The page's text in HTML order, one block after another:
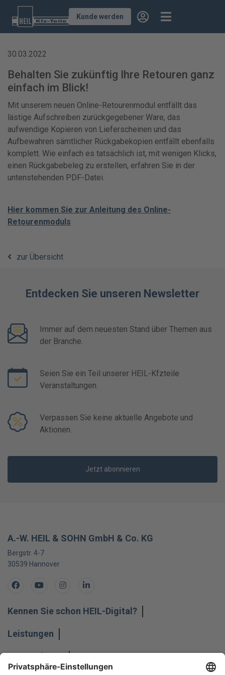
Kunde werden
30.03.2022
Behalten Sie zukünftig Ihre Retouren ganz
einfach im Blick!
Mit unserem neuen Online-Retourenmodul entfällt das
lästige Aufschreiben zurückgegebener Ware, das
aufwendige Kopieren von Lieferscheinen und das
Aufbewahren sämtlicher Rückgabekopien entfällt ebenfalls
komplett. Wie einfach es tatsächlich ist, mit wenigen Klicks,
einen Rückgabebeleg zu erstellen, erfahren Sie in der
untenstehenden PDF-Datei.
Hier kommen Sie zur Anleitung des Online-
Retourenmoduls
zur Übersicht
Entdecken Sie unseren Newsletter
Immer auf dem neuesten Stand über Themen aus
der Branche.
Seien Sie ein Teil unserer HEIL-Kfzteile
Veranstaltungen.
Verpassen Sie keine aktuelle Angebote und
Aktionen.
Jetzt abonnieren
A.-W. HEIL & SOHN GmbH & Co. KG
Bergstr. 4-7
30539 Hannover
FacebookYoutubeInstagramLinkedIn
Kennen Sie schon HEIL-Digital?
Leistungen
Unternehmen